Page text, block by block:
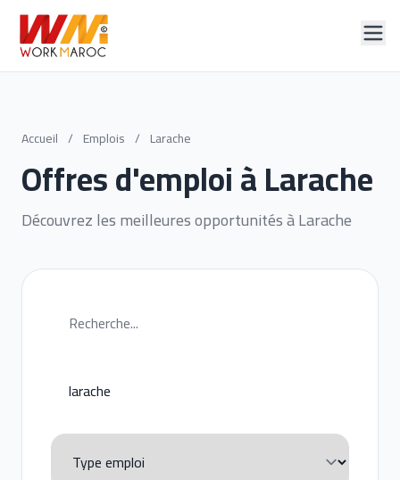
Accueil / Emplois / Larache
Offres d'emploi à Larache
Découvrez les meilleures opportunités à Larache